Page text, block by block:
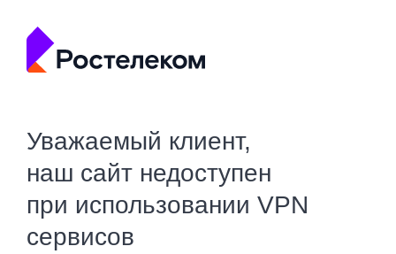
Уважаемый клиент,
наш сайт недоступен
при использовании VPN
сервисов